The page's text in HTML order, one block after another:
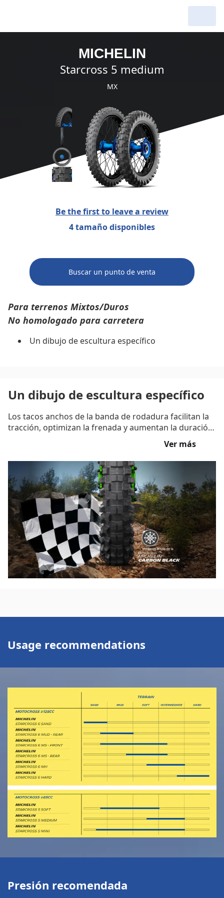
MICHELIN
starcross 5 medium
MX
Be the first to leave a review
4 tamaño disponibles
Buscar un punto de venta
Para terrenos Mixtos/Duros
No homologado para carretera
Un dibujo de escultura específico
Un dibujo de escultura específico
Los tacos anchos de la banda de rodadura facilitan la
tracción, optimizan la frenada y aumentan la duración
del neumático, están ranurados para facilitar la
penetración en el suelo y aumentar la estabilidad en
superficies mixtas.
Ver más
Usage recommendations
Presión recomendada